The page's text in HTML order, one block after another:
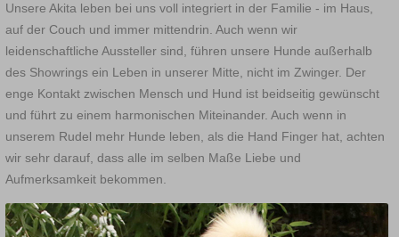
Unsere Akita leben bei uns voll integriert in der Familie - im Haus,
auf der Couch und immer mittendrin. Auch wenn wir
leidenschaftliche Aussteller sind, führen unsere Hunde außerhalb
des Showrings ein Leben in unserer Mitte, nicht im Zwinger. Der
enge Kontakt zwischen Mensch und Hund ist beidseitig gewünscht
und führt zu einem harmonischen Miteinander. Auch wenn in
unserem Rudel mehr Hunde leben, als die Hand Finger hat, achten
wir sehr darauf, dass alle im selben Maße Liebe und
Aufmerksamkeit bekommen.